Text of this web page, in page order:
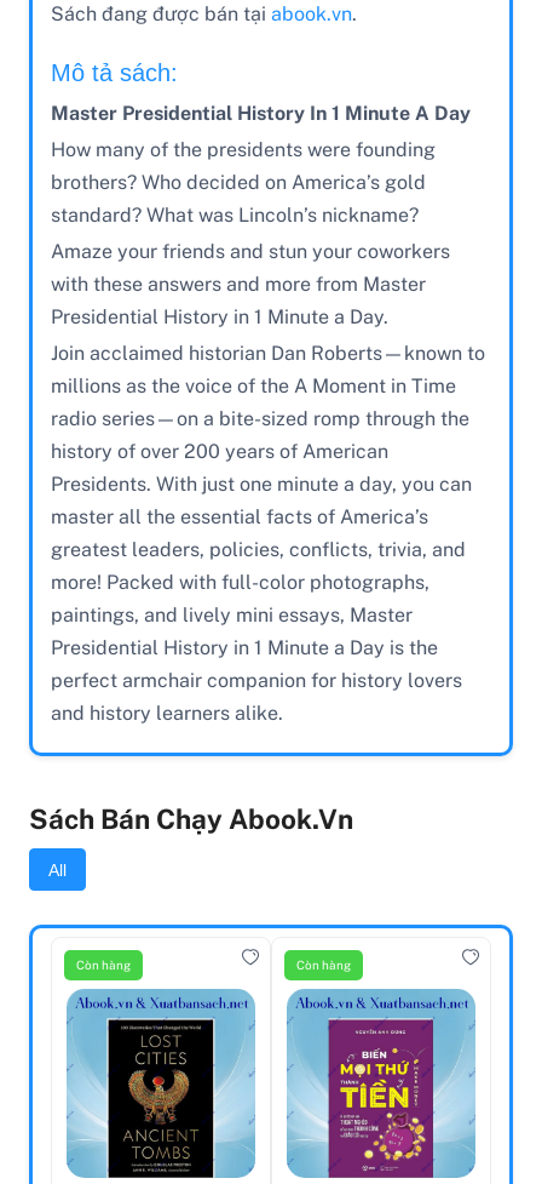
Sách đang được bán tại abook.vn.
Mô tả sách:
Master Presidential History In 1 Minute A Day
How many of the presidents were founding
brothers? Who decided on America’s gold
standard? What was Lincoln’s nickname?
Amaze your friends and stun your coworkers
with these answers and more from Master
Presidential History in 1 Minute a Day.
Join acclaimed historian Dan Roberts—known to
millions as the voice of the A Moment in Time
radio series—on a bite-sized romp through the
history of over 200 years of American
Presidents. With just one minute a day, you can
master all the essential facts of America’s
greatest leaders, policies, conflicts, trivia, and
more! Packed with full-color photographs,
paintings, and lively mini essays, Master
Presidential History in 1 Minute a Day is the
perfect armchair companion for history lovers
and history learners alike.
Sách Bán Chạy Abook.vn
All
Còn hàng Còn hàng